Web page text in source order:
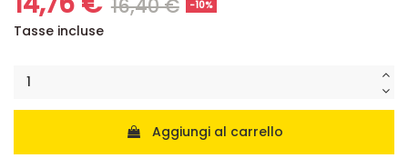
16,40 € -10%
Tasse incluse
Aggiungi al carrello